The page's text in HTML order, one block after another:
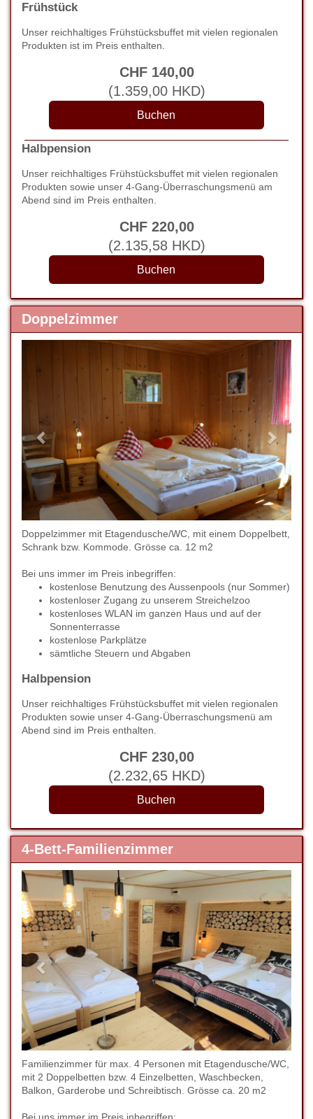
Frühstück
Unser reichhaltiges Frühstücksbuffet mit vielen regionalen
Produkten ist im Preis enthalten.
CHF 140,00
(1.359,00HKD)
Halbpension
Unser reichhaltiges Frühstücksbuffet mit vielen regionalen
Produkten sowie unser 4-Gang-Überraschungsmenü am
Abend sind im Preis enthalten.
CHF 220,00
(2.135,58HKD)
Doppelzimmer
Next
Doppelzimmer mit Etagendusche/WC, mit einem Doppelbett,
Schrank bzw. Kommode. Grösse ca. 12 m2
Bei uns immer im Preis inbegriffen:
kostenlose Benutzung des Aussenpools (nur Sommer)
kostenloser Zugang zu unserem Streichelzoo
kostenloses WLAN im ganzen Haus und auf der
Sonnenterrasse
kostenlose Parkplätze
sämtliche Steuern und Abgaben
Halbpension
Unser reichhaltiges Frühstücksbuffet mit vielen regionalen
Produkten sowie unser 4-Gang-Überraschungsmenü am
Abend sind im Preis enthalten.
CHF 230,00
(2.232,65HKD)
4-Bett-Familienzimmer
Previous
Next
Familienzimmer für max. 4 Personen mit Etagendusche/WC,
mit 2 Doppelbetten bzw. 4 Einzelbetten, Waschbecken,
Balkon, Garderobe und Schreibtisch. Grösse ca. 20 m2